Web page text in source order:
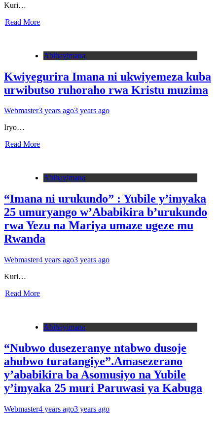
Kuri…
Read More
Abihayimana
Kwiyegurira Imana ni ukwiyemeza kuba
urwibutso ruhoraho rwa Kristu muzima
Webmaster3 years ago3 years ago
Iryo…
Read More
Abihayimana
“Imana ni urukundo” : Yubile y’imyaka
25 umuryango w’Ababikira b’urukundo
rwa Yezu na Mariya umaze ugeze mu
Rwanda
Webmaster4 years ago3 years ago
Kuri…
Read More
Abihayimana
“Nubwo dusezeranye ntabwo dusoje
ahubwo turatangiye”.Amasezerano
y’ababikira ba Asomusiyo na Yubile
y’imyaka 25 muri Paruwasi ya Kabuga
Webmaster4 years ago3 years ago